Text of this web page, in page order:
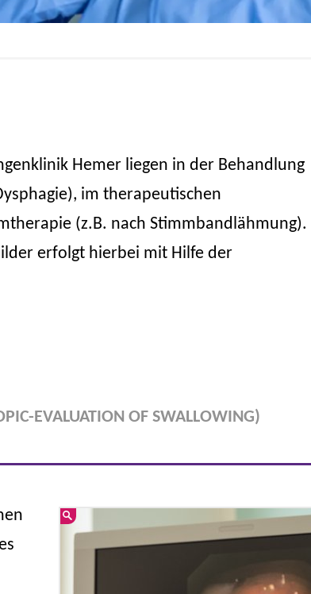
Hemer liegen in der Behandlung
im therapeutischen
(z.B. nach Stimmbandlähmung).
erfolgt hierbei mit Hilfe der
EVALUATION OF SWALLOWING)